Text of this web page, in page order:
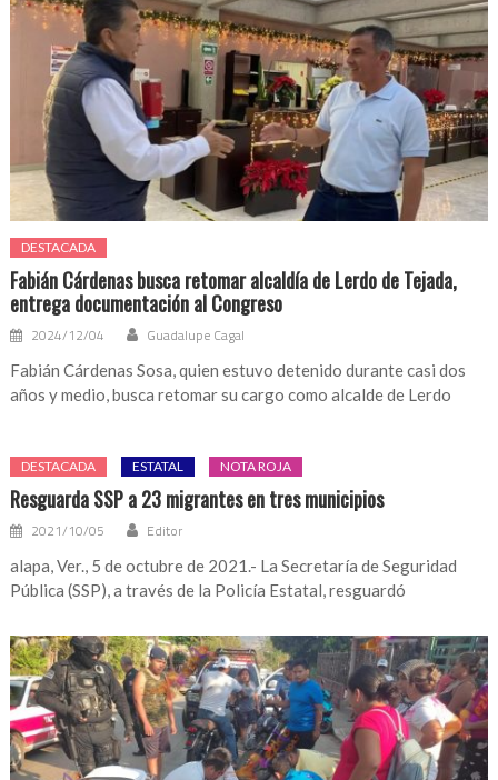
DESTACADA
Fabián Cárdenas busca retomar alcaldía de Lerdo de Tejada,
entrega documentación al Congreso
2024/12/04 Guadalupe Cagal
Fabián Cárdenas Sosa, quien estuvo detenido durante casi dos
años y medio, busca retomar su cargo como alcalde de Lerdo
DESTACADA ESTATAL NOTA ROJA
Resguarda SSP a 23 migrantes en tres municipios
2021/10/05 Editor
alapa, Ver., 5 de octubre de 2021.- La Secretaría de Seguridad
Pública (SSP), a través de la Policía Estatal, resguardó